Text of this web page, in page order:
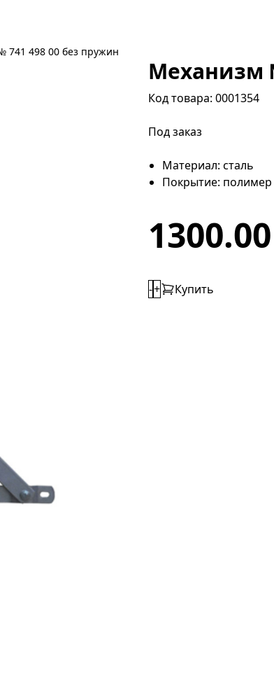
741 498 00 без пружин
Механизм
Код товара: 0001354
Под заказ
Материал: сталь
Покрытие: полимер
-+ Купить